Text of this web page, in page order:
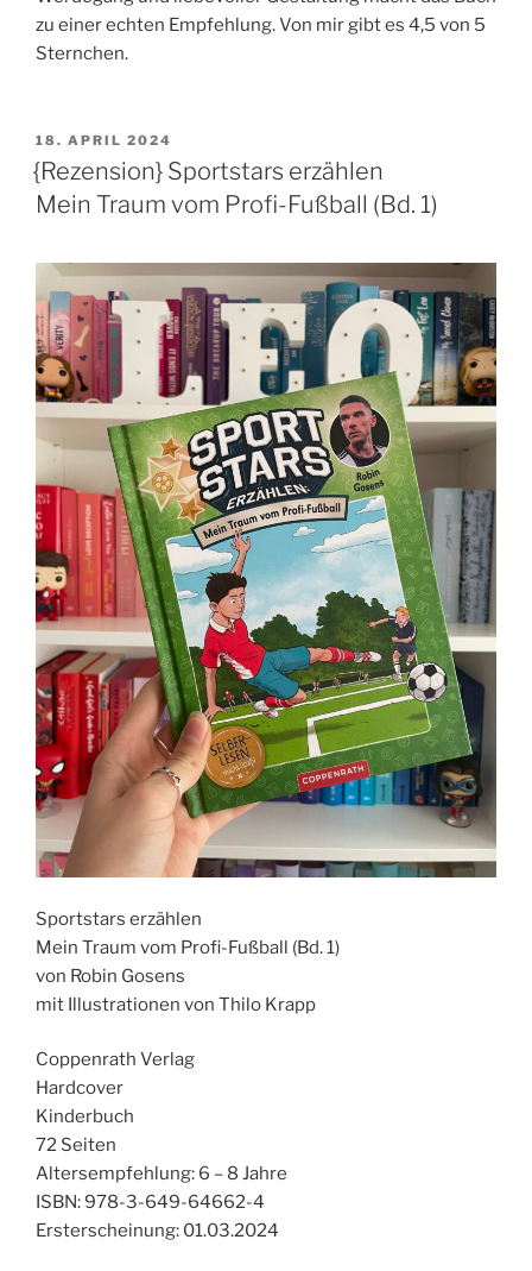
zu einer echten Empfehlung. Von mir gibt es 4,5 von 5
Sternchen.
VERÖFFENTLICHT
AM
18. APRIL 2024
{Rezension} Sportstars erzählen
Mein Traum vom Profi-Fußball (Bd. 1)
Sportstars erzählen
Mein Traum vom Profi-Fußball (Bd. 1)
von Robin Gosens
mit Illustrationen von Thilo Krapp
Coppenrath Verlag
Hardcover
Kinderbuch
72 Seiten
Altersempfehlung: 6 – 8 Jahre
ISBN: 978-3-649-64662-4
Ersterscheinung: 01.03.2024